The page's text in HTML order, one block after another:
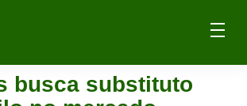
busca substituto